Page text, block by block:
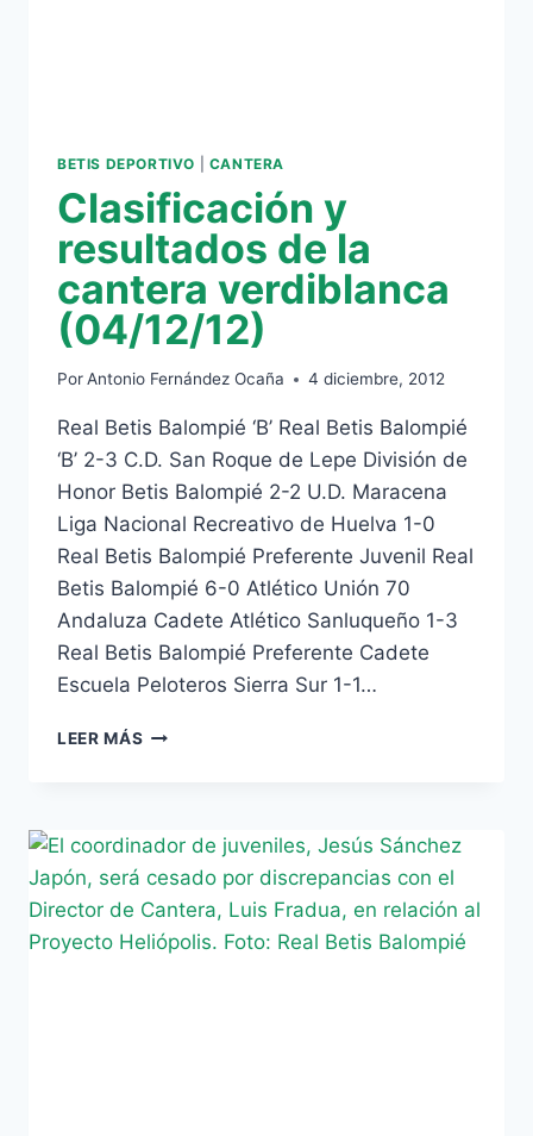
BETIS DEPORTIVO CANTERA
Clasificación y
resultados de la
cantera verdiblanca
(04/12/12)
PorAntonio Fernández Ocaña 4 diciembre, 2012
Real Betis Balompié ‘B’ Real Betis Balompié
‘B’ 2-3 C.D. San Roque de Lepe División de
Honor Betis Balompié 2-2 U.D. Maracena
Liga Nacional Recreativo de Huelva 1-0
Real Betis Balompié Preferente Juvenil Real
Betis Balompié 6-0 Atlético Unión 70
Andaluza Cadete Atlético Sanluqueño 1-3
Real Betis Balompié Preferente Cadete
Escuela Peloteros Sierra Sur 1-1…
LEER MÁS CLASIFICACIÓN
CANTERA
VERDIBLANCA
(04/12/12)